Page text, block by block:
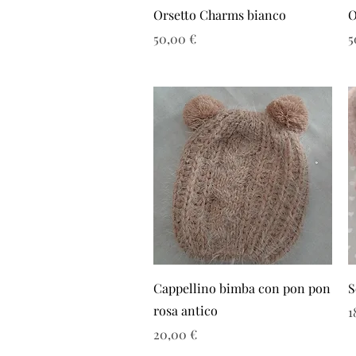
Vista rapida
Orsetto Charms bianco
Prezzo
50,00 €
Vista rapida
Cappellino bimba con pon pon
rosa antico
Prezzo
20,00 €